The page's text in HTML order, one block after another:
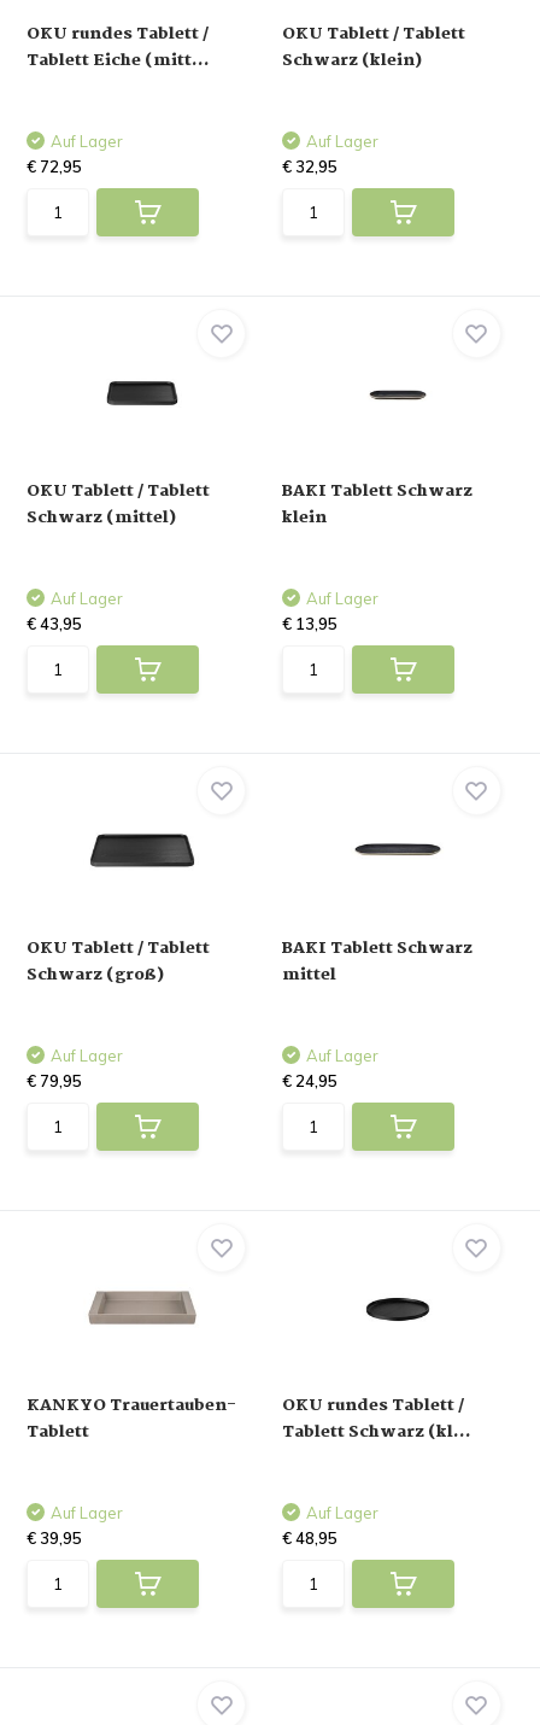
OKU rundes Tablett /
Tablett Eiche (mitt...
Auf Lager
€ 72,95
OKU Tablett / Tablett
Schwarz (klein)
Auf Lager
€ 32,95
OKU Tablett / Tablett
Schwarz (mittel)
Auf Lager
€ 43,95
BAKI Tablett Schwarz
klein
Auf Lager
€ 13,95
OKU Tablett / Tablett
Schwarz (groß)
Auf Lager
€ 79,95
BAKI Tablett Schwarz
mittel
Auf Lager
€ 24,95
KANKYO Trauertauben-
Tablett
Auf Lager
€ 39,95
OKU rundes Tablett /
Tablett Schwarz (kl...
Auf Lager
€ 48,95